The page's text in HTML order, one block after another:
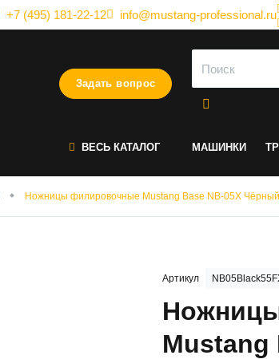
+7 (495) 181-22-12 info@mustang-professional.ru
Задать вопрос
ВЕСЬ КАТАЛОГ МАШИНКИ
Ножницы филировочные Mustang Base NB-05X
Артикул
Mustang